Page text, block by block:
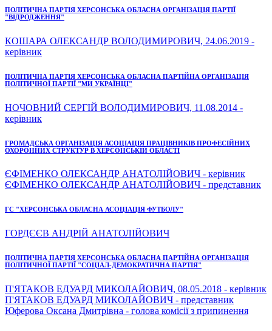
ПОЛІТИЧНА ПАРТІЯ ХЕРСОНСЬКА ОБЛАСНА ОРГАНІЗАЦІЯ ПАРТІЇ
"ВІДРОДЖЕННЯ"
КОШАРА ОЛЕКСАНДР ВОЛОДИМИРОВИЧ, 24.06.2019 -
керівник
ПОЛІТИЧНА ПАРТІЯ ХЕРСОНСЬКА ОБЛАСНА ПАРТІЙНА ОРГАНІЗАЦІЯ
ПОЛІТИЧНОЇ ПАРТІЇ "МИ УКРАЇНЦІ"
НОЧОВНИЙ СЕРГІЙ ВОЛОДИМИРОВИЧ, 11.08.2014 -
керівник
ГРОМАДСЬКА ОРГАНІЗАЦІЯ АСОЦІАЦІЯ ПРАЦІВНИКІВ ПРОФЕСІЙНИХ
ОХОРОННИХ СТРУКТУР В ХЕРСОНСЬКІЙ ОБЛАСТІ
ЄФІМЕНКО ОЛЕКСАНДР АНАТОЛІЙОВИЧ - керівник
ЄФІМЕНКО ОЛЕКСАНДР АНАТОЛІЙОВИЧ - представник
ГС "ХЕРСОНСЬКА ОБЛАСНА АСОЦІАЦІЯ ФУТБОЛУ"
ГОРДЄЄВ АНДРІЙ АНАТОЛІЙОВИЧ
ПОЛІТИЧНА ПАРТІЯ ХЕРСОНСЬКА ОБЛАСНА ПАРТІЙНА ОРГАНІЗАЦІЯ
ПОЛІТИЧНОЇ ПАРТІЇ "СОЦІАЛ-ДЕМОКРАТИЧНА ПАРТІЯ"
П'ЯТАКОВ ЕДУАРД МИКОЛАЙОВИЧ, 08.05.2018 - керівник
П'ЯТАКОВ ЕДУАРД МИКОЛАЙОВИЧ - представник
Юферова Оксана Дмитрівна - голова комісії з припинення